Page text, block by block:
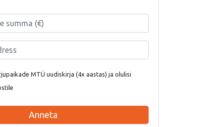
MTÜ uudiskirja (4x aastas) ja olulisi
Anneta